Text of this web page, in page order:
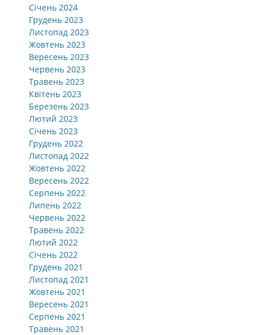
Січень 2024
Грудень 2023
Листопад 2023
Жовтень 2023
Вересень 2023
Червень 2023
Травень 2023
Квітень 2023
Березень 2023
Лютий 2023
Січень 2023
Грудень 2022
Листопад 2022
Жовтень 2022
Вересень 2022
Серпень 2022
Липень 2022
Червень 2022
Травень 2022
Лютий 2022
Січень 2022
Грудень 2021
Листопад 2021
Жовтень 2021
Вересень 2021
Серпень 2021
Травень 2021